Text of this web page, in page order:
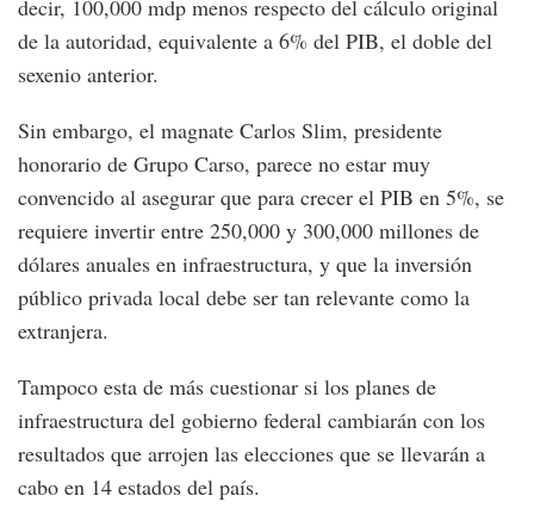
decir, 100,000 mdp menos respecto del cálculo original
de la autoridad, equivalente a 6% del PIB, el doble del
sexenio anterior.
Sin embargo, el magnate Carlos Slim, presidente
honorario de Grupo Carso, parece no estar muy
convencido al asegurar que para crecer el PIB en 5%, se
requiere invertir entre 250,000 y 300,000 millones de
dólares anuales en infraestructura, y que la inversión
público privada local debe ser tan relevante como la
extranjera.
Tampoco esta de más cuestionar si los planes de
infraestructura del gobierno federal cambiarán con los
resultados que arrojen las elecciones que se llevarán a
cabo en 14 estados del país.